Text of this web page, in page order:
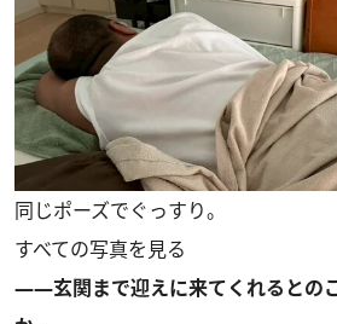
同じポーズでぐっすり。
すべての写真を見る
――玄関まで迎えに来てくれるとの